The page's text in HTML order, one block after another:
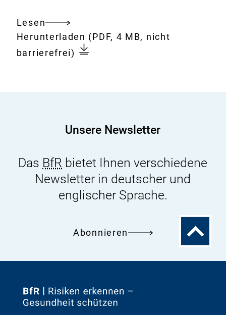
Lesen
Gesamtes
Dokument
Download:
Herunterladen Das
Bundesinstitut
(PDF, 4 MB, nicht
barrierefrei)
Unsere Newsletter
Das BfR bietet Ihnen verschiedene
Newsletter in deutscher und
englischer Sprache.
Abonnieren
Zum
Zur